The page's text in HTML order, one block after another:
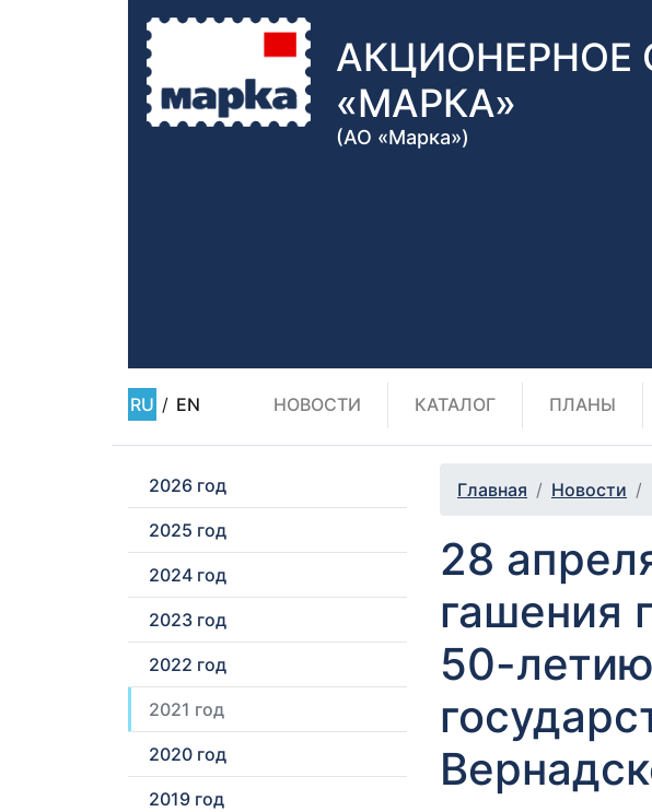
АКЦИОНЕРНОЕ
«МАРКА»
(АО «Марка»)
RU / EN НОВОСТИ КАТАЛОГ ПЛАНЫ
2026 год
2025 год
2024 год
2023 год
2022 год
2021 год
2020 год
2019 год
Главная Новости
28
гашения
50-